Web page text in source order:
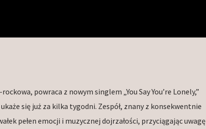
powraca z nowym singlem „You Say You’re Lonely,”
się już za kilka tygodni. Zespół, znany z konsekwentnie
pełen emocji i muzycznej dojrzałości, przyciągając uwagę